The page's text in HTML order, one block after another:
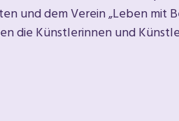
und dem Verein „Leben mit
die Künstlerinnen und